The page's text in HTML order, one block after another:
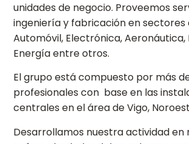
unidades de negocio. Proveemos
ingeniería y fabricación en
Automóvil, Electrónica, Aeronáutica,
Energía entre otros.
El grupo está compuesto por más
profesionales con base en las
centrales en el área de Vigo,
Desarrollamos nuestra actividad en